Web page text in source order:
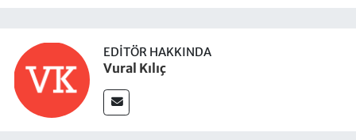
EDITÖR HAKKINDA
Vural Kılıç